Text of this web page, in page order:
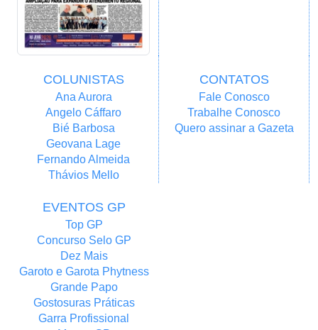
COLUNISTAS
Ana Aurora
Angelo Cáffaro
Bié Barbosa
Geovana Lage
Fernando Almeida
Thávios Mello
CONTATOS
Fale Conosco
Trabalhe Conosco
Quero assinar a Gazeta
EVENTOS GP
Top GP
Concurso Selo GP
Dez Mais
Garoto e Garota Phytness
Grande Papo
Gostosuras Práticas
Garra Profissional